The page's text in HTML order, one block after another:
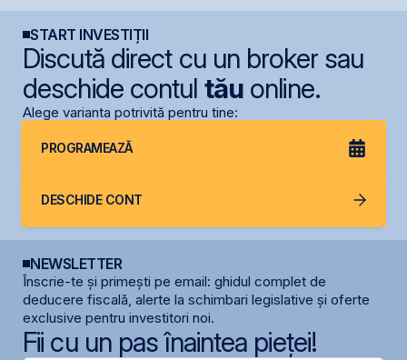
START INVESTIȚII
Discută direct cu un broker sau
deschide contul tăuonline.
Alege varianta potrivită pentru tine:
PROGRAMEAZĂ
DESCHIDE CONT
NEWSLETTER
Înscrie-te și primești pe email: ghidul complet de
deducere fiscală, alerte la schimbari legislative și oferte
exclusive pentru investitori noi.
Fii cu un pas înaintea pieței!